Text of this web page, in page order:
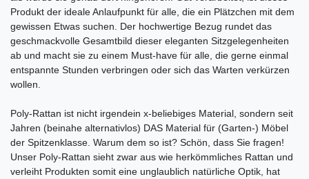
Produkt der ideale Anlaufpunkt für alle, die ein Plätzchen mit dem
gewissen Etwas suchen. Der hochwertige Bezug rundet das
geschmackvolle Gesamtbild dieser eleganten Sitzgelegenheiten
ab und macht sie zu einem Must-have für alle, die gerne einmal
entspannte Stunden verbringen oder sich das Warten verkürzen
wollen.
Poly-Rattan ist nicht irgendein x-beliebiges Material, sondern seit
Jahren (beinahe alternativlos) DAS Material für (Garten-) Möbel
der Spitzenklasse. Warum dem so ist? Schön, dass Sie fragen!
Unser Poly-Rattan sieht zwar aus wie herkömmliches Rattan und
verleiht Produkten somit eine unglaublich natürliche Optik, hat